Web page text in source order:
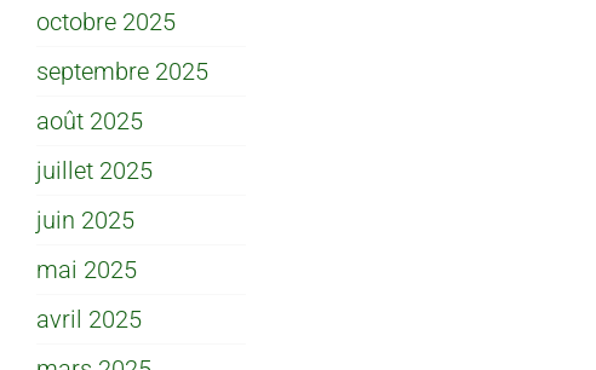
octobre 2025
septembre 2025
août 2025
juillet 2025
juin 2025
mai 2025
avril 2025